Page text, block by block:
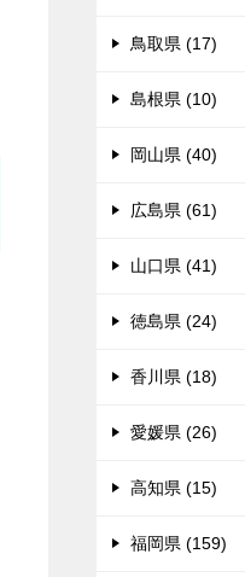
鳥取県 (17)
島根県 (10)
岡山県 (40)
広島県 (61)
山口県 (41)
徳島県 (24)
香川県 (18)
愛媛県 (26)
高知県 (15)
福岡県 (159)